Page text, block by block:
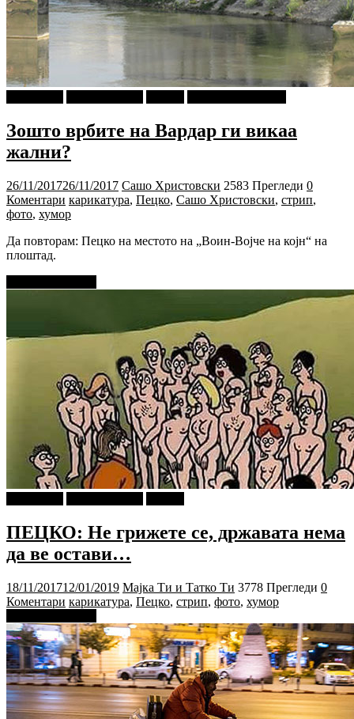
Зошто врбите на Вардар ги викаа
жални?
26/11/201726/11/2017 Сашо Христовски 2583 Прегледи 0
Коментари карикатура, Пецко, Сашо Христовски, стрип,
фото, хумор
Да повторам: Пецко на местото на „Воин-Војче на којн“ на
плоштад.
ПЕЦКО: Не грижете се, државата нема
да ве остави…
18/11/201712/01/2019 Мајка Ти и Татко Ти 3778 Прегледи 0
Коментари карикатура, Пецко, стрип, фото, хумор